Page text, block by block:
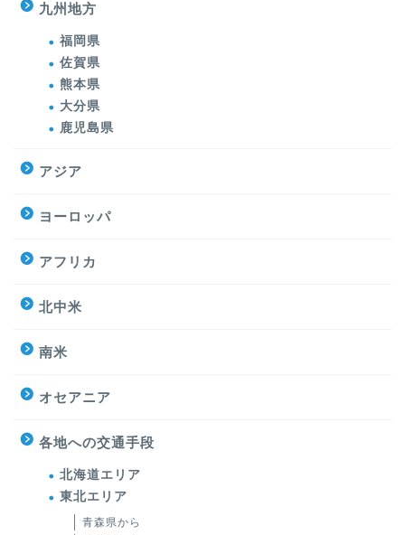
九州地方
福岡県
佐賀県
熊本県
大分県
鹿児島県
アジア
ヨーロッパ
アフリカ
北中米
南米
オセアニア
各地への交通手段
北海道エリア
東北エリア
青森県から